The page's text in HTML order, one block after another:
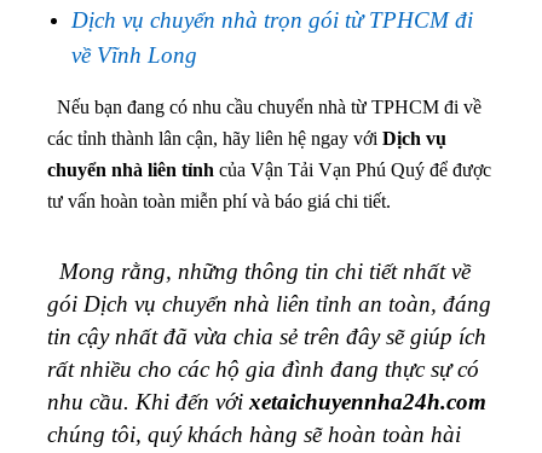
Dịch vụ chuyển nhà trọn gói từ TPHCM đi
về Vĩnh Long
Nếu bạn đang có nhu cầu chuyển nhà từ TPHCM đi về
các tỉnh thành lân cận, hãy liên hệ ngay với Dịch vụ
chuyển nhà liên tỉnh của Vận Tải Vạn Phú Quý để được
tư vấn hoàn toàn miễn phí và báo giá chi tiết.
Mong rằng, những thông tin chi tiết nhất về
gói Dịch vụ chuyển nhà liên tỉnh an toàn, đáng
tin cậy nhất đã vừa chia sẻ trên đây sẽ giúp ích
rất nhiều cho các hộ gia đình đang thực sự có
nhu cầu. Khi đến với xetaichuyennha24h.com
chúng tôi, quý khách hàng sẽ hoàn toàn hài